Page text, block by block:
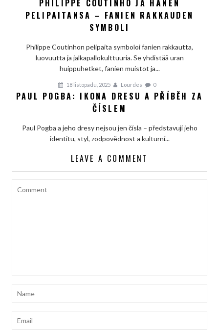
PHILIPPE COUTINHO JA HÄNEN
PELIPAITANSA – FANIEN RAKKAUDEN
SYMBOLI
Philippe Coutinhon pelipaita symboloi fanien rakkautta,
luovuutta ja jalkapallokulttuuria. Se yhdistää uran
huippuhetket, fanien muistot ja...
18 listopadu, 2025 Lourdes 0
PAUL POGBA: IKONA DRESU A PŘÍBĚH ZA
ČÍSLEM
Paul Pogba a jeho dresy nejsou jen čísla – představují jeho
identitu, styl, zodpovědnost a kulturní...
LEAVE A COMMENT